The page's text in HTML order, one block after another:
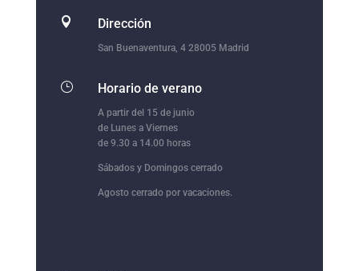
 Dirección
San Buenaventura, 4 28005 Madrid
} Horario de verano
A partir del 15 de junio
de Lunes a Viernes
de 9.30 a 14.00 horas
Sábados y Domingos cerrado
Agosto cerrado por vacaciones.